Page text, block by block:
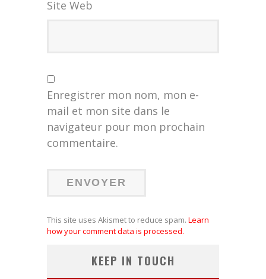
Site Web
Enregistrer mon nom, mon e-
mail et mon site dans le
navigateur pour mon prochain
commentaire.
This site uses Akismet to reduce spam. Learn
how your comment data is processed.
KEEP IN TOUCH